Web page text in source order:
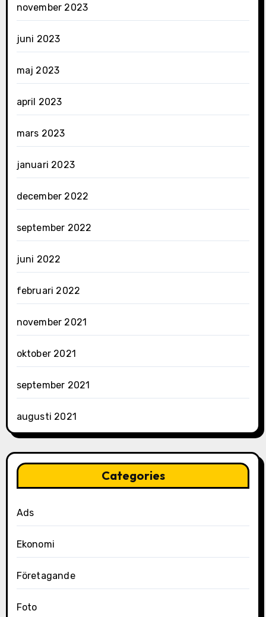
november 2023
juni 2023
maj 2023
april 2023
mars 2023
januari 2023
december 2022
september 2022
juni 2022
februari 2022
november 2021
oktober 2021
september 2021
augusti 2021
Categories
Ads
Ekonomi
Företagande
Foto